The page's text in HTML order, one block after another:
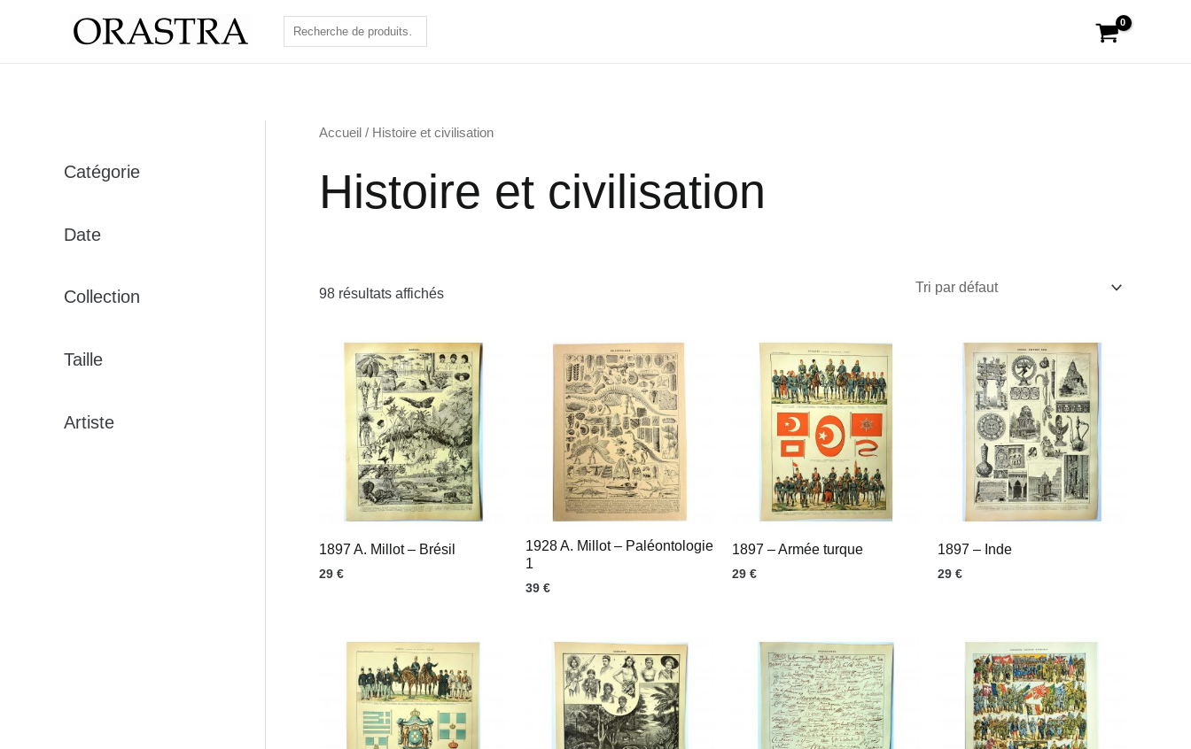
Catégorie
Date
Collection
Taille
Artiste
Accueil / Histoire et civilisation
Histoire et civilisation
98 résultats affichés
1897 A. Millot – Brésil
29 €
1928 A. Millot – Paléontologie
1
39 €
1897 – Armée turque
29 €
1897 – Inde
29€